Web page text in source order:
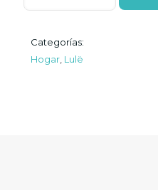
auto
Sweet
Categorías:
Hogar Lulë